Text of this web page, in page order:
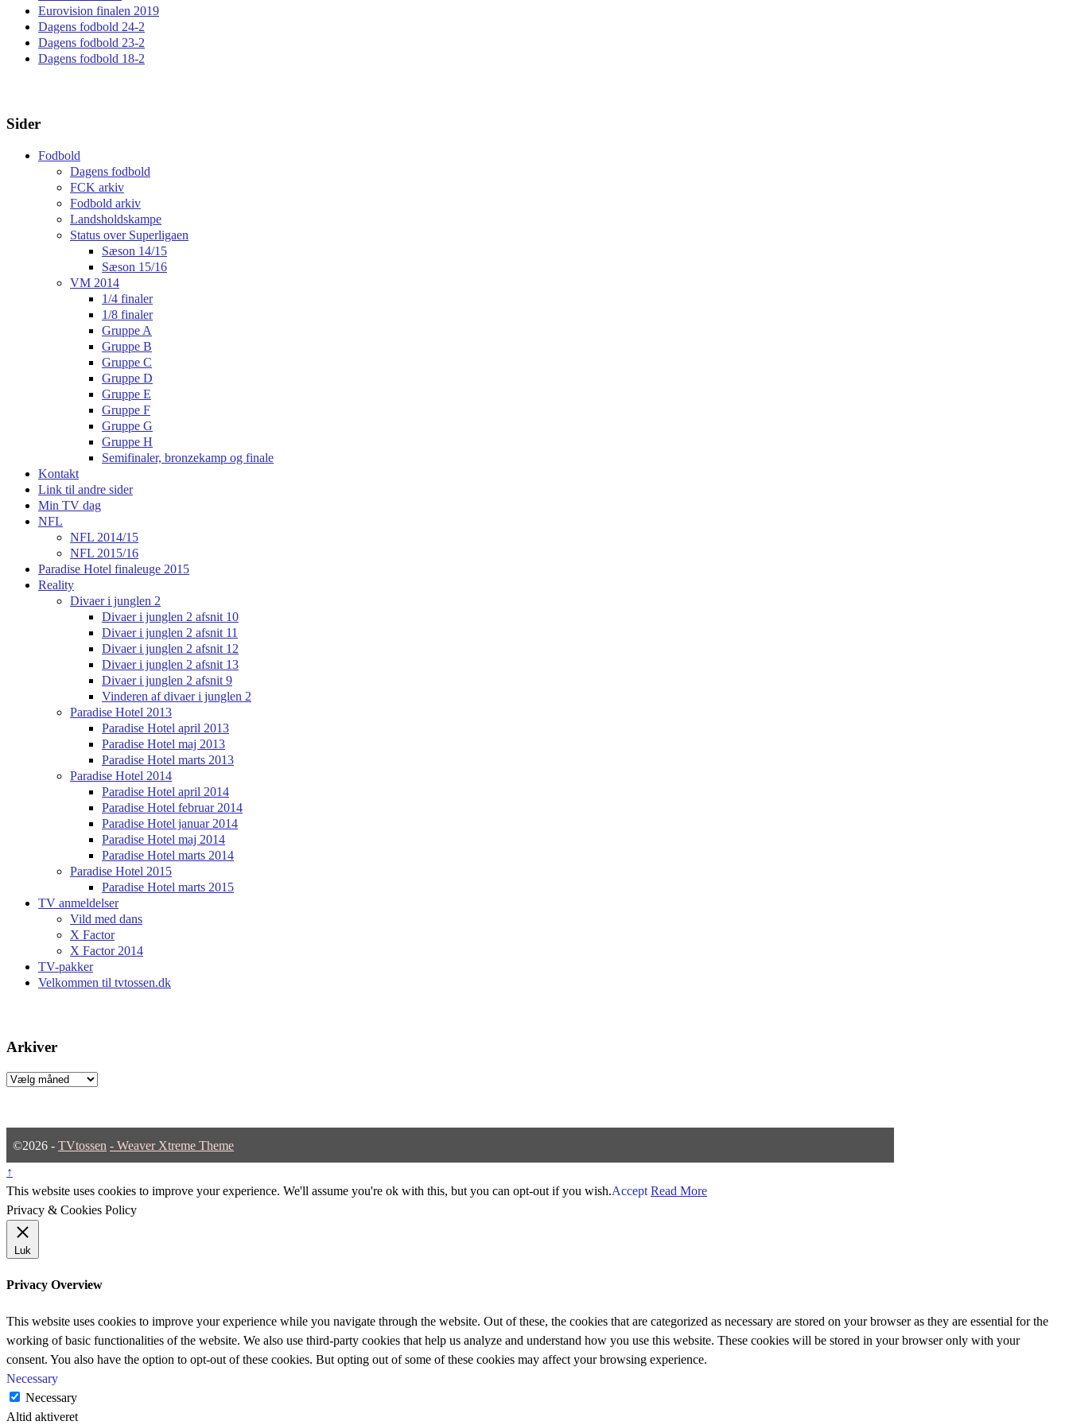
Eurovision finalen 2019
Dagens fodbold 24-2
Dagens fodbold 23-2
Dagens fodbold 18-2
Sider
Fodbold
Dagens fodbold
FCK arkiv
Fodbold arkiv
Landsholdskampe
Status over Superligaen
Sæson 14/15
Sæson 15/16
VM 2014
1/4 finaler
1/8 finaler
Gruppe A
Gruppe B
Gruppe C
Gruppe D
Gruppe E
Gruppe F
Gruppe G
Gruppe H
Semifinaler, bronzekamp og finale
Kontakt
Link til andre sider
Min TV dag
NFL
NFL 2014/15
NFL 2015/16
Paradise Hotel finaleuge 2015
Reality
Divaer i junglen 2
Divaer i junglen 2 afsnit 10
Divaer i junglen 2 afsnit 11
Divaer i junglen 2 afsnit 12
Divaer i junglen 2 afsnit 13
Divaer i junglen 2 afsnit 9
Vinderen af divaer i junglen 2
Paradise Hotel 2013
Paradise Hotel april 2013
Paradise Hotel maj 2013
Paradise Hotel marts 2013
Paradise Hotel 2014
Paradise Hotel april 2014
Paradise Hotel februar 2014
Paradise Hotel januar 2014
Paradise Hotel maj 2014
Paradise Hotel marts 2014
Paradise Hotel 2015
Paradise Hotel marts 2015
TV anmeldelser
Vild med dans
X Factor
X Factor 2014
TV-pakker
Velkommen til tvtossen.dk
Arkiver
Arkiver
©2026 - TVtossen - Weaver Xtreme Theme
↑
This website uses cookies to improve your experience. We'll assume you're ok with this, but you can opt-out if you wish.Accept Read More
Privacy & Cookies Policy
Luk
Privacy Overview
This website uses cookies to improve your experience while you navigate through the website. Out of these, the cookies that are categorized as necessary are stored on your browser as they are essential for the
working of basic functionalities of the website. We also use third-party cookies that help us analyze and understand how you use this website. These cookies will be stored in your browser only with your
consent. You also have the option to opt-out of these cookies. But opting out of some of these cookies may affect your browsing experience.
Necessary
Necessary
Altid aktiveret